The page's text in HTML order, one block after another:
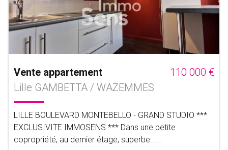
Vente appartement
110 000 €
Lille GAMBETTA / WAZEMMES
LILLE BOULEVARD MONTEBELLO - GRAND STUDIO ***
EXCLUSIVITE IMMOSENS *** Dans une petite
copropriété, au dernier étage, superbe......